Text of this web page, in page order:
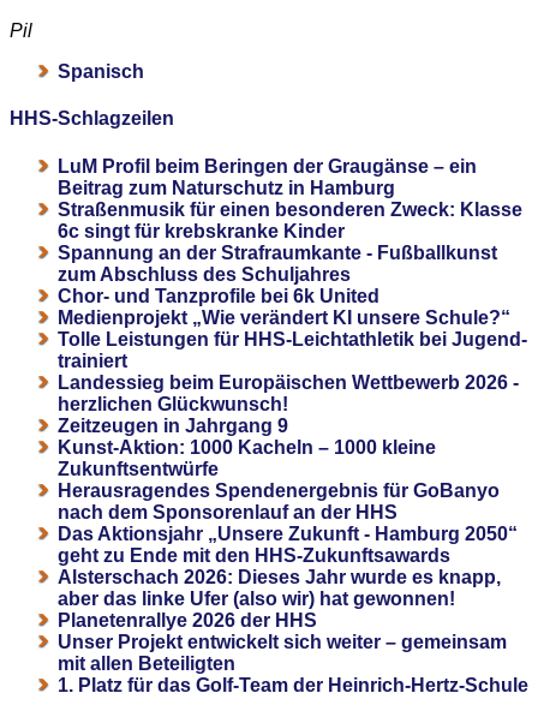
Pil
Spanisch
HHS-Schlagzeilen
LuM Profil beim Beringen der Graugänse – ein
Beitrag zum Naturschutz in Hamburg
Straßenmusik für einen besonderen Zweck: Klasse
6c singt für krebskranke Kinder
Spannung an der Strafraumkante - Fußballkunst
zum Abschluss des Schuljahres
Chor- und Tanzprofile bei 6k United
Medienprojekt „Wie verändert KI unsere Schule?“
Tolle Leistungen für HHS-Leichtathletik bei Jugend-
trainiert
Landessieg beim Europäischen Wettbewerb 2026 -
herzlichen Glückwunsch!
Zeitzeugen in Jahrgang 9
Kunst-Aktion: 1000 Kacheln – 1000 kleine
Zukunftsentwürfe
Herausragendes Spendenergebnis für GoBanyo
nach dem Sponsorenlauf an der HHS
Das Aktionsjahr „Unsere Zukunft - Hamburg 2050“
geht zu Ende mit den HHS-Zukunftsawards
Alsterschach 2026: Dieses Jahr wurde es knapp,
aber das linke Ufer (also wir) hat gewonnen!
Planetenrallye 2026 der HHS
Unser Projekt entwickelt sich weiter – gemeinsam
mit allen Beteiligten
1. Platz für das Golf-Team der Heinrich-Hertz-Schule